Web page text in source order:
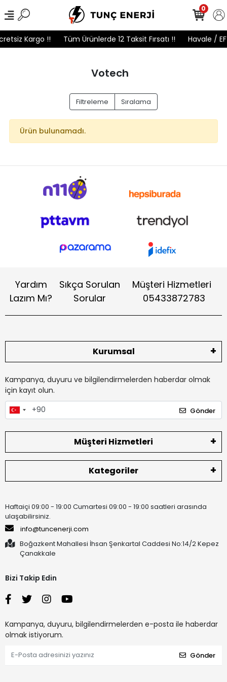
Kargo !! Tüm Ürünlerde 12 Taksit Fırsatı !! Havale /
0
Votech
Filtreleme Sıralama
Ürün bulunamadı.
Yardım
Lazım Mı?
Sıkça Sorulan
Sorular
Müşteri Hizmetleri
05433872783
Kurumsal
Kampanya, duyuru ve bilgilendirmelerden haberdar olmak
için kayıt olun.
Gönder
Müşteri Hizmetleri
Kategoriler
Haftaiçi 09:00 - 19:00 Cumartesi 09:00 - 19:00 saatleri arasında
ulaşabilirsiniz.
info@tuncenerji.com
Boğazkent Mahallesi İhsan Şenkartal Caddesi No:14/2 Kepez
Çanakkale
Bizi Takip Edin
Kampanya, duyuru, bilgilendirmelerden e-posta ile haberdar
olmak istiyorum.
Gönder